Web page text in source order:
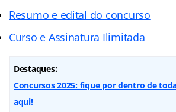
Resumo e edital do concurso
Curso e Assinatura Ilimitada
Destaques:
Concursos 2025: fique por dentro de
aqui!